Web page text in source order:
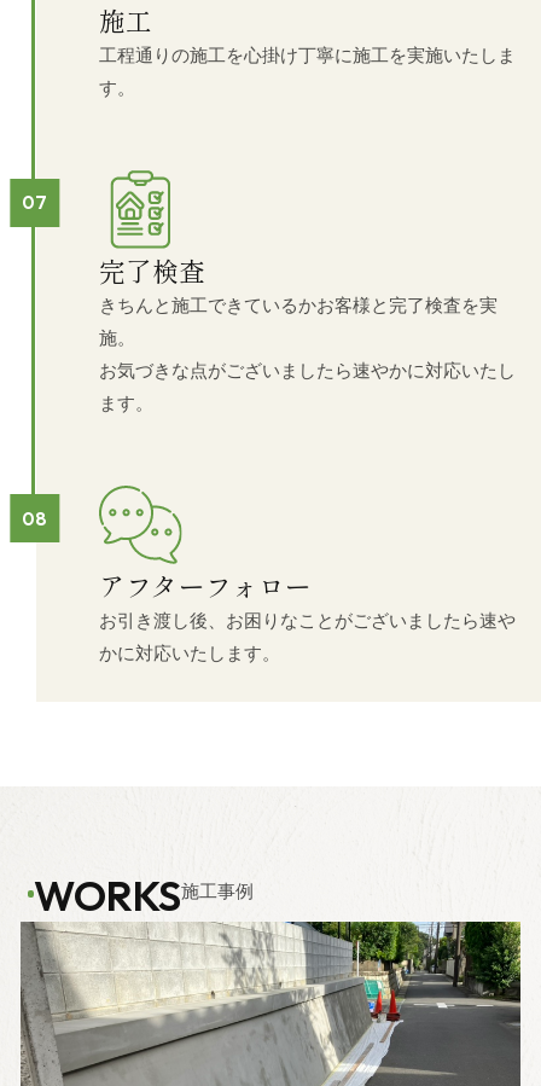
施工
工程通りの施工を心掛け丁寧に施工を実施いたしま
す。
完了検査
きちんと施工できているかお客様と完了検査を実
施。
お気づきな点がございましたら速やかに対応いたし
ます。
アフターフォロー
お引き渡し後、お困りなことがございましたら速や
かに対応いたします。
WORKS施工事例